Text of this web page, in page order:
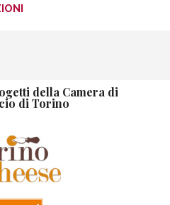
della Camera di
di Torino